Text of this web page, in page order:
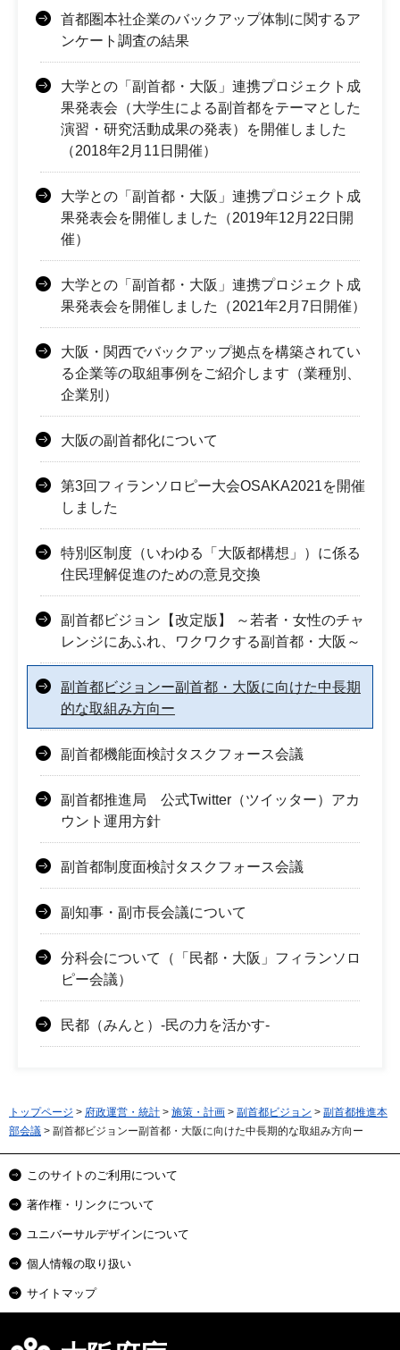
首都圏本社企業のバックアップ体制に関するア
ンケート調査の結果
大学との「副首都・大阪」連携プロジェクト成
果発表会（大学生による副首都をテーマとした
演習・研究活動成果の発表）を開催しました
（2018年2月11日開催）
大学との「副首都・大阪」連携プロジェクト成
果発表会を開催しました（2019年12月22日開
催）
大学との「副首都・大阪」連携プロジェクト成
果発表会を開催しました（2021年2月7日開催）
大阪・関西でバックアップ拠点を構築されてい
る企業等の取組事例をご紹介します（業種別、
企業別）
大阪の副首都化について
第3回フィランソロピー大会OSAKA2021を開催
しました
特別区制度（いわゆる「大阪都構想」）に係る
住民理解促進のための意見交換
副首都ビジョン【改定版】 ～若者・女性のチャ
レンジにあふれ、ワクワクする副首都・大阪～
副首都ビジョンー副首都・大阪に向けた中長期
的な取組み方向ー
副首都機能面検討タスクフォース会議
副首都推進局 公式Twitter（ツイッター）アカ
ウント運用方針
副首都制度面検討タスクフォース会議
副知事・副市長会議について
分科会について（「民都・大阪」フィランソロ
ピー会議）
民都（みんと）-民の力を活かす-
トップページ > 府政運営・統計 > 施策・計画 > 副首都ビジョン > 副首都推進本
部会議 > 副首都ビジョンー副首都・大阪に向けた中長期的な取組み方向ー
このサイトのご利用について
著作権・リンクについて
ユニバーサルデザインについて
個人情報の取り扱い
サイトマップ